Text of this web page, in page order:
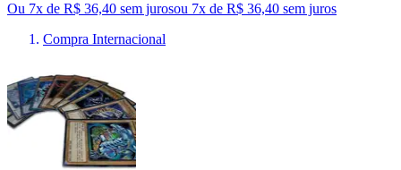
Ou 7x de R$ 36,40 sem jurosou 7x de R$ 36,40 sem juros
Compra Internacional